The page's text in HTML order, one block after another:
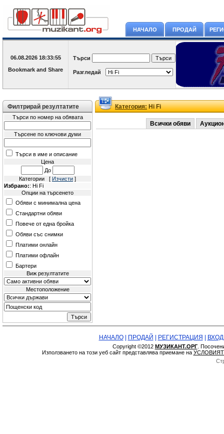
НАЧАЛО ПРОДАЙ
06.08.2026 18:33:55 Търси
Разгледай
Филтрирай резултатите
Търси по номер на обявата
Търсене по ключови думи
Търси в име и описание
Цена
До
Категории [ Изчисти ]
Избрано:: Hi Fi
Опции на търсенето
Обяви с минимална цена
Стандартни обяви
Повече от една бройка
Обяви със снимки
Платими онлайн
Платими офлайн
Бартери
Виж резултатите
Местоположение
Категория:Hi Fi
Всички обяви
НАЧАЛО| ПРОДАЙ РЕГИСТРАЦИЯ ВХОД
Copyright ©2012 МУЗИКАНТ.ОРГ.
Използването на този уеб сайт представлява приемане на